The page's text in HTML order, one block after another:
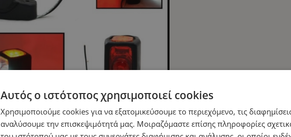
Αυτός ο ιστότοπος χρησιμοποιεί cookies
Χρησιμοποιούμε cookies για να εξατομικεύσουμε το περιεχόμενο, τις
αναλύσουμε την επισκεψιμότητά μας. Μοιραζόμαστε επίσης πληροφορίες